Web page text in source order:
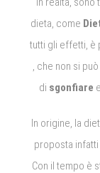
dieta, come
tutti gli effetti, è
, che non si
di sgonfiare
In origine, la
proposta
Con il tempo è